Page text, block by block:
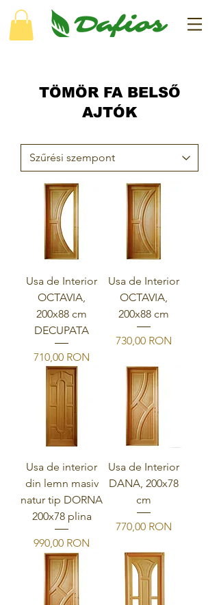
TÖMÖR FA BELSŐ
AJTÓK
Usa de Interior
OCTAVIA,
200x88 cm
DECUPATA
Ár
710,00 RON
Usa de Interior
OCTAVIA,
200x88 cm
Ár
730,00 RON
Usa de interior
din lemn masiv
natur tip DORNA
200x78 plina
Ár
990,00 RON
Usa de Interior
DANA, 200x78
cm
Ár
770,00 RON